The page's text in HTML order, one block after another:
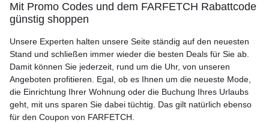
Mit Promo Codes und dem FARFETCH Rabattcode
günstig shoppen
Unsere Experten halten unsere Seite ständig auf den neuesten
Stand und schließen immer wieder die besten Deals für Sie ab.
Damit können Sie jederzeit, rund um die Uhr, von unseren
Angeboten profitieren. Egal, ob es Ihnen um die neueste Mode,
die Einrichtung Ihrer Wohnung oder die Buchung Ihres Urlaubs
geht, mit uns sparen Sie dabei tüchtig. Das gilt natürlich ebenso
für den Coupon von FARFETCH.